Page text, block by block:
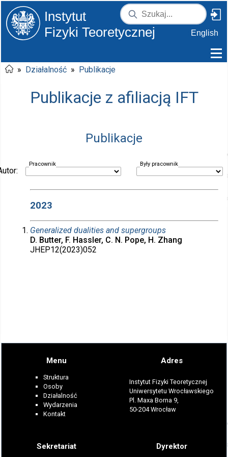
Instytut
Fizyki Teoretycznej
English
» Działalność » Publikacje
Publikacje z afiliacją IFT
Publikacje
Pracownik Były pracownik
2023
Generalized dualities and supergroups
D. Butter, F. Hassler, C. N. Pope, H. Zhang
JHEP12(2023)052
Menu
Struktura
Osoby
Działalność
Wydarzenia
Kontakt
Adres
Instytut Fizyki Teoretycznej
Uniwersytetu Wrocławskiego
Pl. Maxa Borna 9,
50-204 Wrocław
Sekretariat Dyrektor